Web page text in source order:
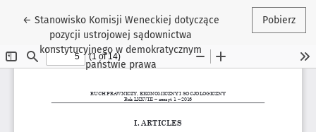
← Wróć do szczegółów artykułu
Stanowisko Komisji Weneckiej dotyczące
pozycji ustrojowej sądownictwa
konstytucyjnego w demokratycznym
państwie prawa
Pobierz